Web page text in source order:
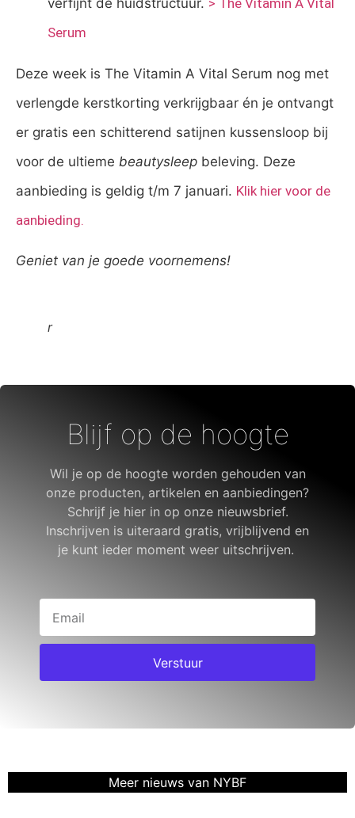
verfijnt de huidstructuur. > The Vitamin A Vital
Serum
Deze week is The Vitamin A Vital Serum nog met
verlengde kerstkorting verkrijgbaar én je ontvangt
er gratis een schitterend satijnen kussensloop bij
voor de ultieme beautysleep beleving. Deze
aanbieding is geldig t/m 7 januari. Klik hier voor de
aanbieding.
Geniet van je goede voornemens!
r
Blijf op de hoogte
Wil je op de hoogte worden gehouden van
onze producten, artikelen en aanbiedingen?
Schrijf je hier in op onze nieuwsbrief.
Inschrijven is uiteraard gratis, vrijblijvend en
je kunt ieder moment weer uitschrijven.
Verstuur
Meer nieuws van NYBF